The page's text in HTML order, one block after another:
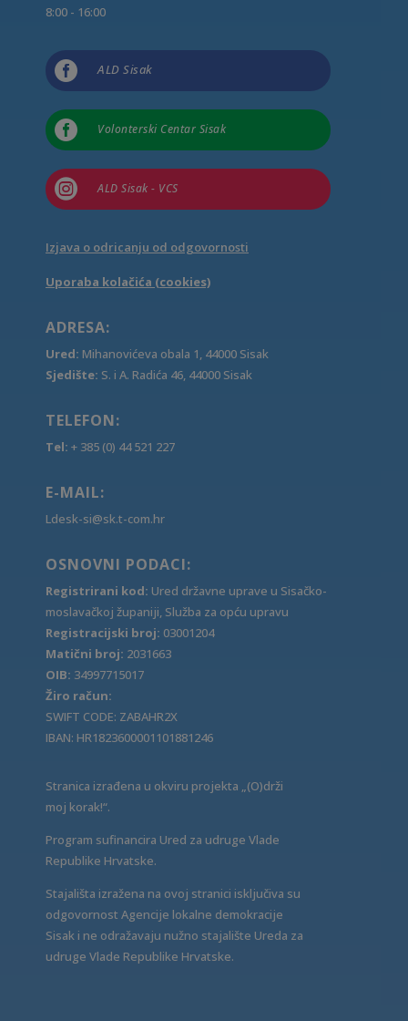
8:00 - 16:00
 ALD Sisak
 Volonterski Centar Sisak
 ALD Sisak - VCS
Izjava o odricanju od odgovornosti
Uporaba kolačića (cookies)
ADRESA:
Ured: Mihanovićeva obala 1, 44000 Sisak
Sjedište: S. i A. Radića 46, 44000 Sisak
TELEFON:
Tel: + 385 (0) 44 521 227
E-MAIL:
Ldesk-si@sk.t-com.hr
OSNOVNI PODACI:
Registrirani kod: Ured državne uprave u Sisačko-
moslavačkoj županiji, Služba za opću upravu
Registracijski broj: 03001204
Matični broj: 2031663
OIB: 34997715017
Žiro račun:
SWIFT CODE: ZABAHR2X
IBAN: HR1823600001101881246
Stranica izrađena u okviru projekta „(O)drži
moj korak!“.
Program sufinancira Ured za udruge Vlade
Republike Hrvatske.
Stajališta izražena na ovoj stranici isključiva su
odgovornost Agencije lokalne demokracije
Sisak i ne odražavaju nužno stajalište Ureda za
udruge Vlade Republike Hrvatske.